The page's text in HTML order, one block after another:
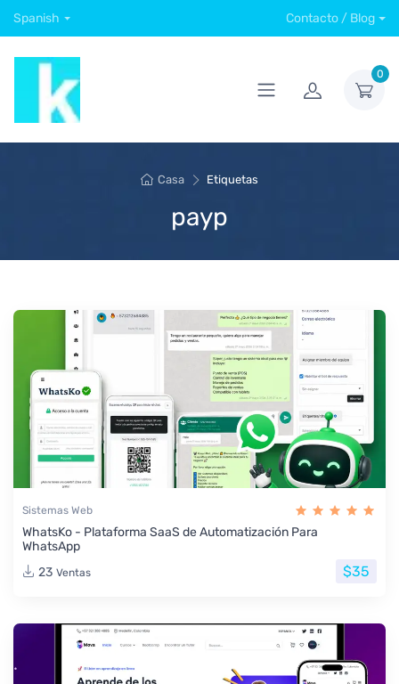
Spanish Contacto / Blog
0
Casa Etiquetas
payp
Sistemas Web
WhatsKo - Plataforma SaaS de Automatización Para
WhatsApp
23 Ventas $35